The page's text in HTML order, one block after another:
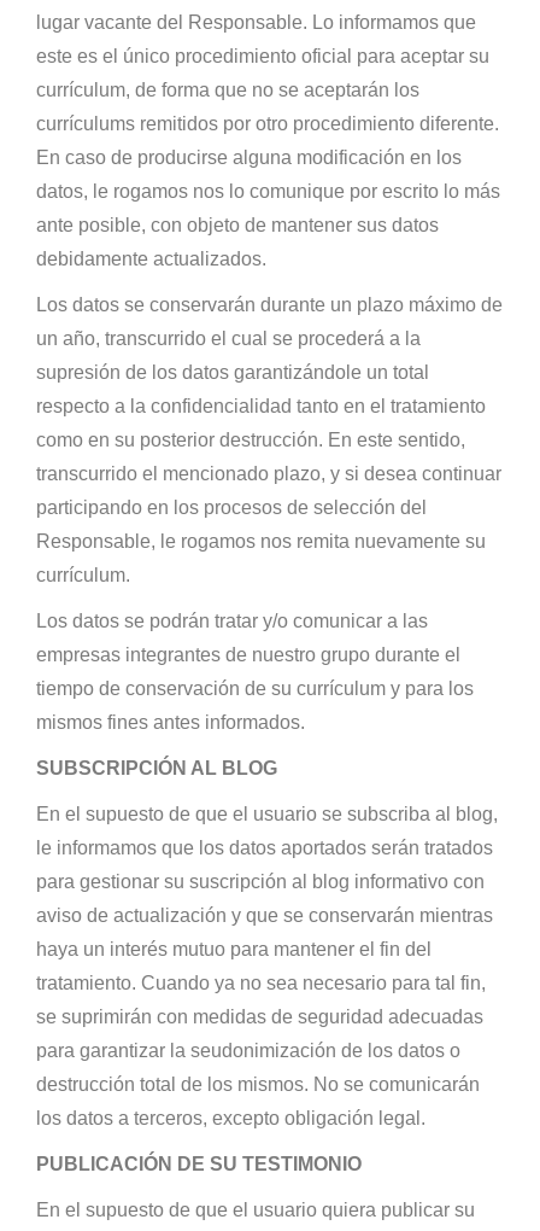
lugar vacante del Responsable. Lo informamos que
este es el único procedimiento oficial para aceptar su
currículum, de forma que no se aceptarán los
currículums remitidos por otro procedimiento diferente.
En caso de producirse alguna modificación en los
datos, le rogamos nos lo comunique por escrito lo más
ante posible, con objeto de mantener sus datos
debidamente actualizados.
Los datos se conservarán durante un plazo máximo de
un año, transcurrido el cual se procederá a la
supresión de los datos garantizándole un total
respecto a la confidencialidad tanto en el tratamiento
como en su posterior destrucción. En este sentido,
transcurrido el mencionado plazo, y si desea continuar
participando en los procesos de selección del
Responsable, le rogamos nos remita nuevamente su
currículum.
Los datos se podrán tratar y/o comunicar a las
empresas integrantes de nuestro grupo durante el
tiempo de conservación de su currículum y para los
mismos fines antes informados.
SUBSCRIPCIÓN AL BLOG
En el supuesto de que el usuario se subscriba al blog,
le informamos que los datos aportados serán tratados
para gestionar su suscripción al blog informativo con
aviso de actualización y que se conservarán mientras
haya un interés mutuo para mantener el fin del
tratamiento. Cuando ya no sea necesario para tal fin,
se suprimirán con medidas de seguridad adecuadas
para garantizar la seudonimización de los datos o
destrucción total de los mismos. No se comunicarán
los datos a terceros, excepto obligación legal.
PUBLICACIÓN DE SU TESTIMONIO
En el supuesto de que el usuario quiera publicar su